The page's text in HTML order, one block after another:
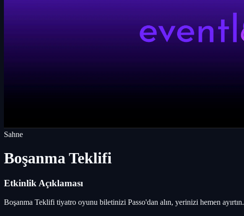
Sahne
Boşanma Teklifi
Etkinlik Açıklaması
Boşanma Teklifi tiyatro oyunu biletinizi Passo'dan alın, yerinizi hemen ayırtın.